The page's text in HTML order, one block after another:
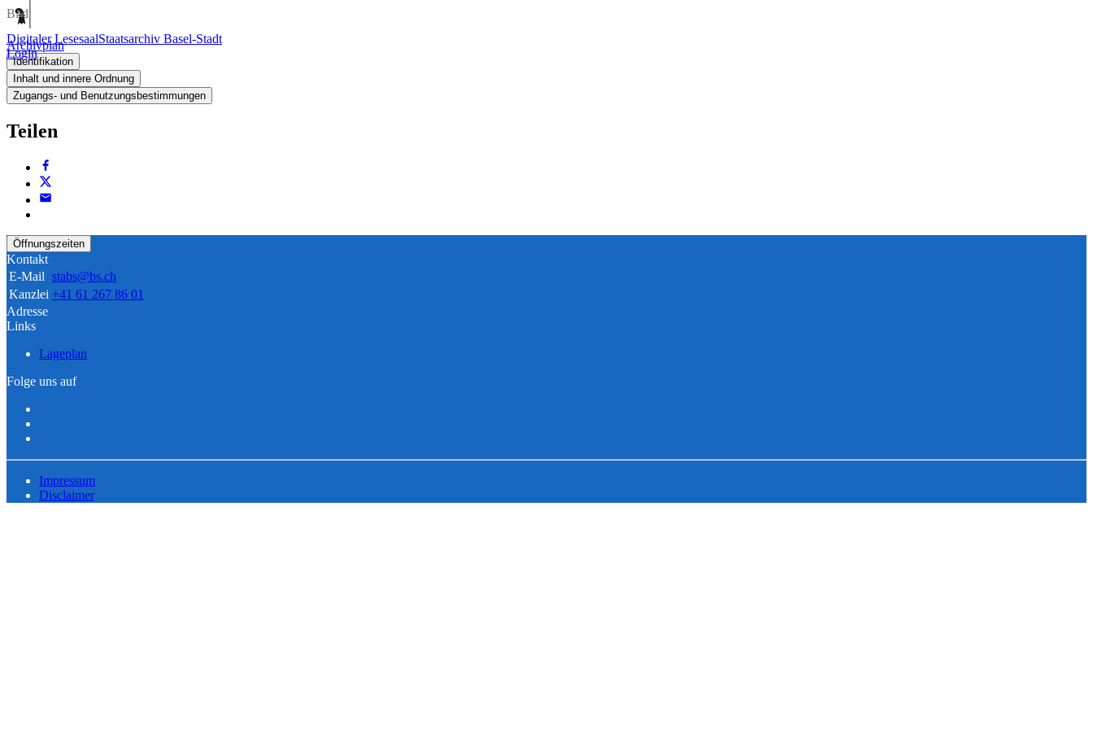
Digitaler LesesaalStaatsarchiv Basel-Stadt
Login
Bild
Archivplan
Identifikation
Inhalt und innere Ordnung
Zugangs- und Benutzungsbestimmungen
Teilen
Öffnungszeiten
Kontakt
E-Mail stabs@bs.ch
Kanzlei +41 61 267 86 01
Adresse
Links
Lageplan
Folge uns auf
Impressum
Disclaimer